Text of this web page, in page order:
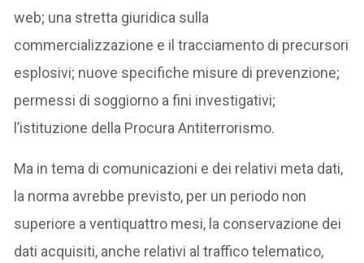
web; una stretta giuridica sulla
commercializzazione e il tracciamento di precursori
esplosivi; nuove specifiche misure di prevenzione;
permessi di soggiorno a fini investigativi;
l’istituzione della Procura Antiterrorismo.
Ma in tema di comunicazioni e dei relativi meta dati,
la norma avrebbe previsto, per un periodo non
superiore a ventiquattro mesi, la conservazione dei
dati acquisiti, anche relativi al traffico telematico,